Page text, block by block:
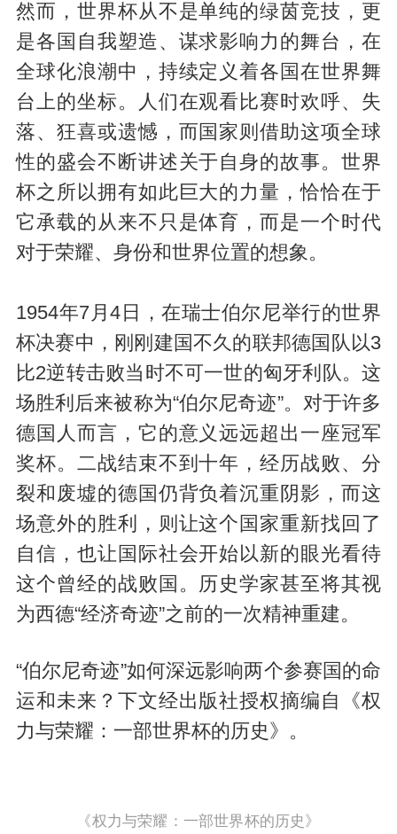
然而，世界杯从不是单纯的绿茵竞技，更
是各国自我塑造、谋求影响力的舞台，在
全球化浪潮中，持续定义着各国在世界舞
台上的坐标。人们在观看比赛时欢呼、失
落、狂喜或遗憾，而国家则借助这项全球
性的盛会不断讲述关于自身的故事。世界
杯之所以拥有如此巨大的力量，恰恰在于
它承载的从来不只是体育，而是一个时代
对于荣耀、身份和世界位置的想象。
1954年7月4日，在瑞士伯尔尼举行的世界
杯决赛中，刚刚建国不久的联邦德国队以3
比2逆转击败当时不可一世的匈牙利队。这
场胜利后来被称为“伯尔尼奇迹”。对于许多
德国人而言，它的意义远远超出一座冠军
奖杯。二战结束不到十年，经历战败、分
裂和废墟的德国仍背负着沉重阴影，而这
场意外的胜利，则让这个国家重新找回了
自信，也让国际社会开始以新的眼光看待
这个曾经的战败国。历史学家甚至将其视
为西德“经济奇迹”之前的一次精神重建。
“伯尔尼奇迹”如何深远影响两个参赛国的命
运和未来？下文经出版社授权摘编自《权
力与荣耀：一部世界杯的历史》。
《权力与荣耀：一部世界杯的历史》